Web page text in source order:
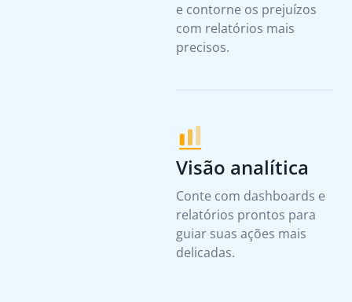
e contorne os prejuízos
com relatórios mais
precisos.
Visão analítica
Conte com dashboards e
relatórios prontos para
guiar suas ações mais
delicadas.